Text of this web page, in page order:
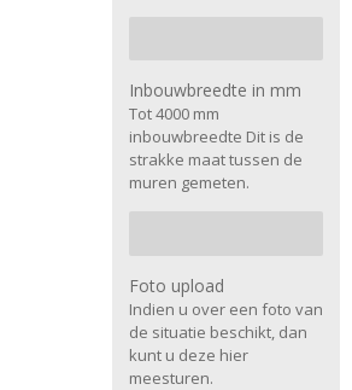
Inbouwbreedte in mm
Tot 4000 mm
inbouwbreedte Dit is de
strakke maat tussen de
muren gemeten.
Foto upload
Indien u over een foto van
de situatie beschikt, dan
kunt u deze hier
meesturen.